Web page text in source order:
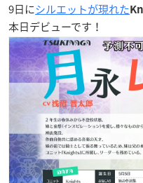
9日にシルエットが現れた
本日デビューです！